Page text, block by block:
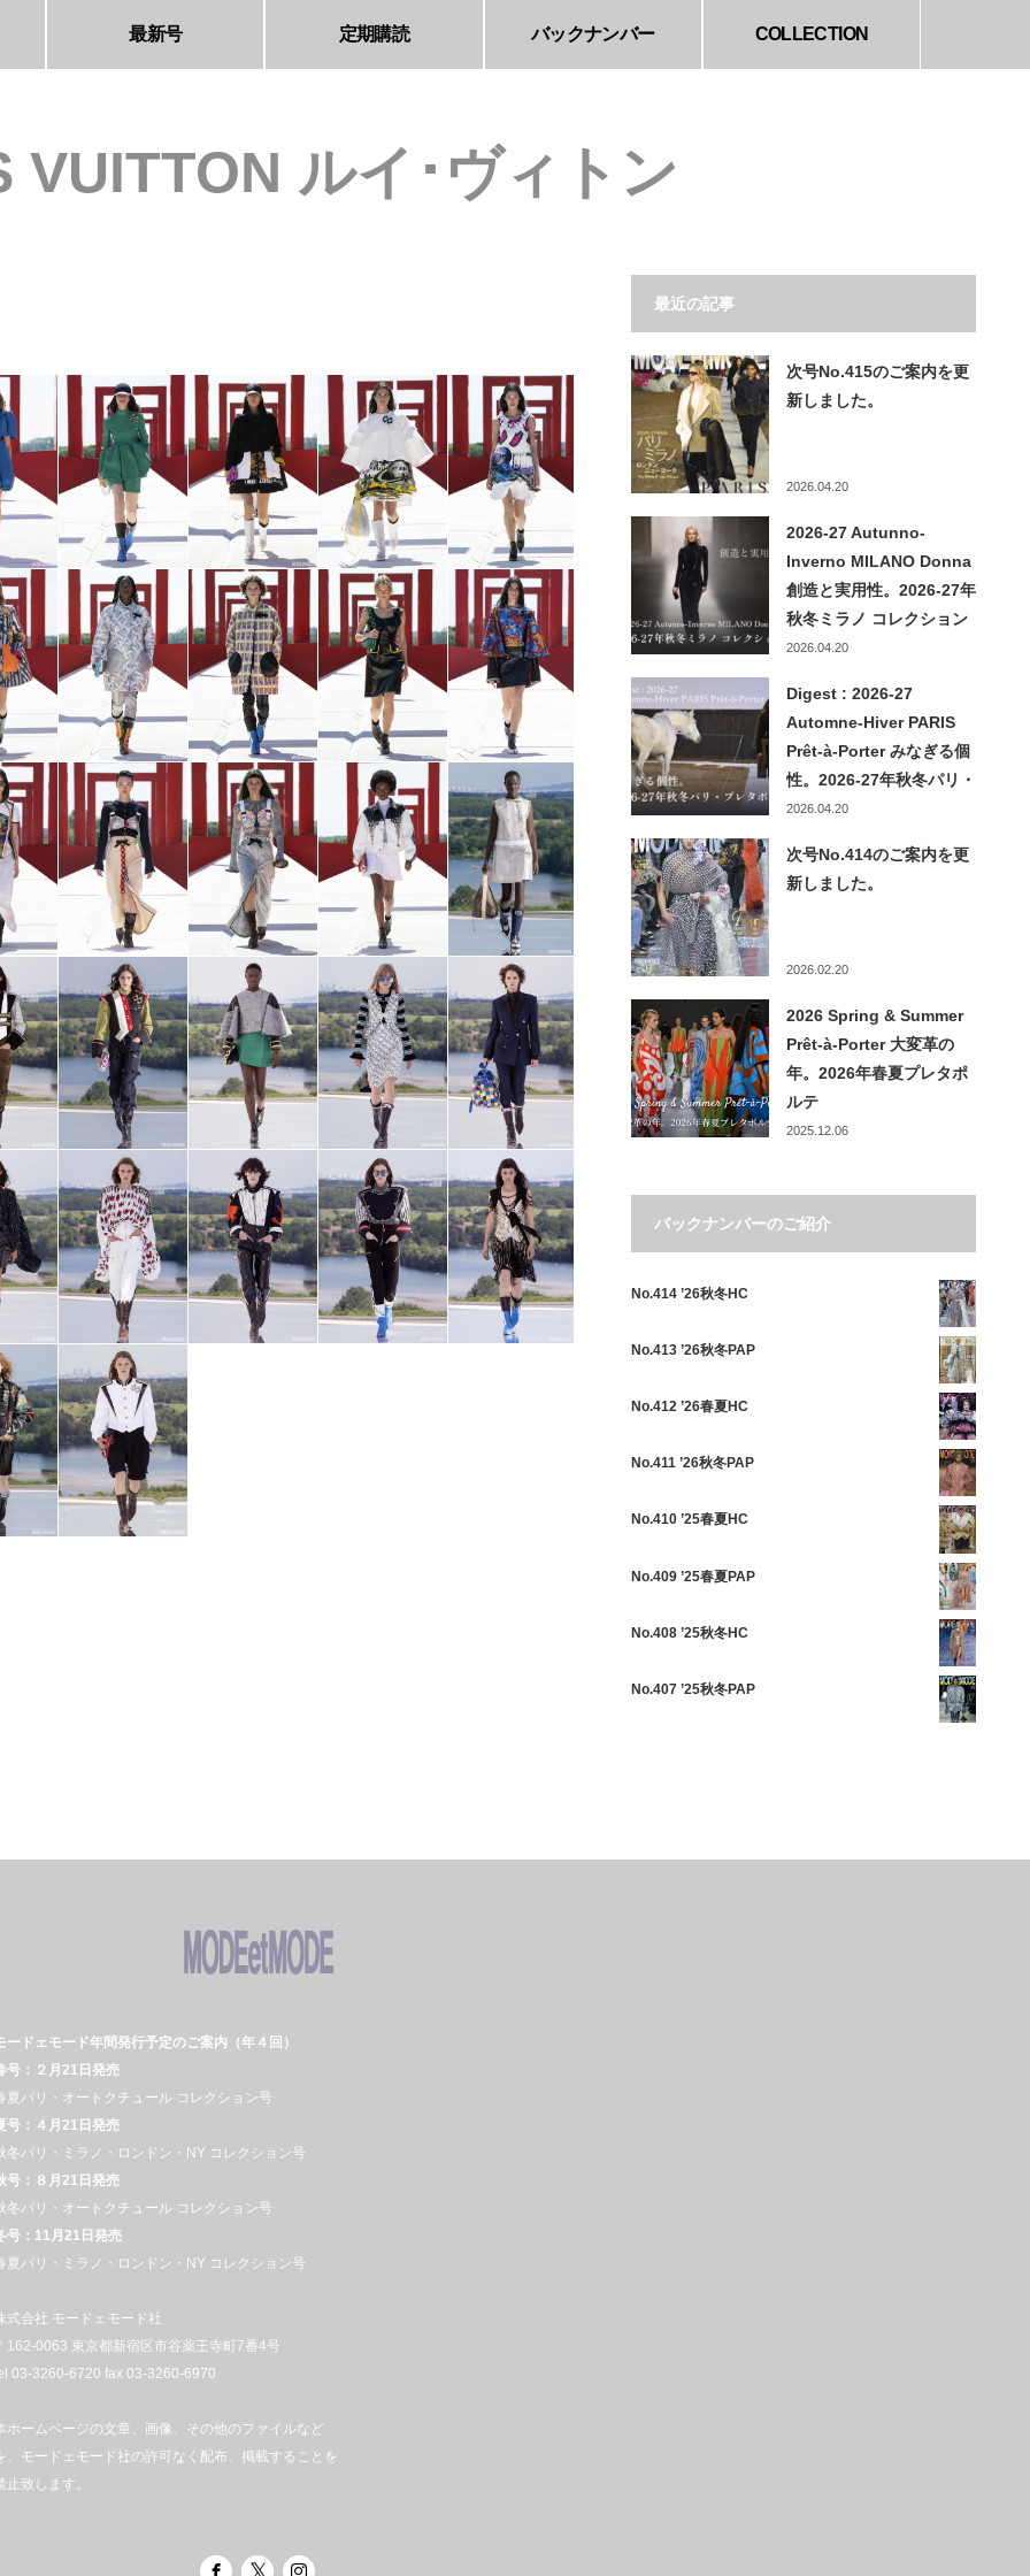
最新号 定期購読 バックナンバー COLLECTION
VUITTON ルイ･ヴィトン
最近の記事
次号No.415のご案内を更
新しました。
2026.04.20
2026-27 Autunno-
Inverno MILANO Donna
創造と実用性。2026-27年
秋冬ミラノ コレクション
2026.04.20
Digest : 2026-27
Automne-Hiver PARIS
Prêt-à-Porter みなぎる個
性。2026-27年秋冬パリ・
プレタポルテ
2026.04.20
次号No.414のご案内を更
新しました。
2026.02.20
2026 Spring & Summer
Prêt-à-Porter ⼤変⾰の
年。2026年春夏プレタポ
ルテ
2025.12.06
バックナンバーのご紹介
No.414 ’26秋冬HC
No.413 ’26秋冬PAP
No.412 ’26春夏HC
No.411 ’26秋冬PAP
No.410 ’25春夏HC
No.409 ’25春夏PAP
No.408 ’25秋冬HC
No.407 ’25秋冬PAP
ードェモード年間発行予定のご案内（年４回）
号：２月21日発売
夏パリ・オートクチュール コレクション号
号：４月21日発売
冬パリ・ミラノ・ロンドン・NY コレクション号
号：８月21日発売
冬パリ・オートクチュール コレクション号
号：11月21日発売
夏パリ・ミラノ・ロンドン・NY コレクション号
式会社 モードェモード社
162-0063 東京都新宿区市谷薬王寺町7番4号
03-3260-6720 fax 03-3260-6970
ホームページの文章、画像、その他のファイルなど
、モードェモード社の許可なく配布、掲載することを
止致します。